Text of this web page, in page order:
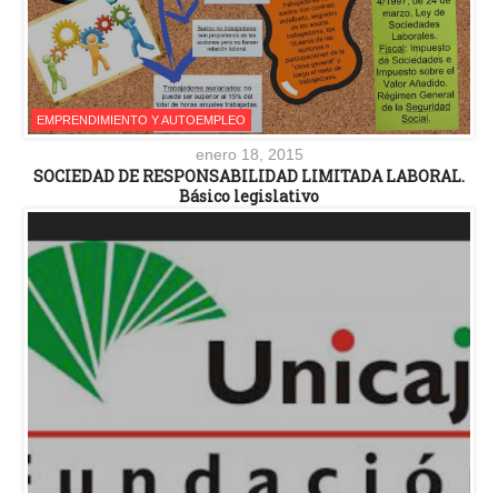
EMPRENDIMIENTO Y AUTOEMPLEO
enero 18, 2015
SOCIEDAD DE RESPONSABILIDAD LIMITADA LABORAL.
Básico legislativo